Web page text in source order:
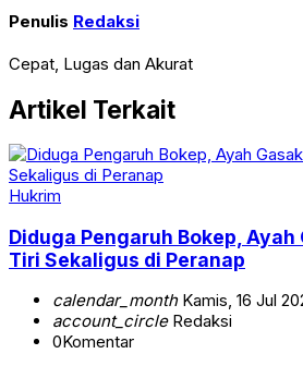
Penulis Redaksi
Cepat, Lugas dan Akurat
Artikel Terkait
Hukrim
Diduga Pengaruh Bokep,
Tiri Sekaligus di Peranap
calendar_monthKamis, 16 Jul
account_circleRedaksi
0Komentar